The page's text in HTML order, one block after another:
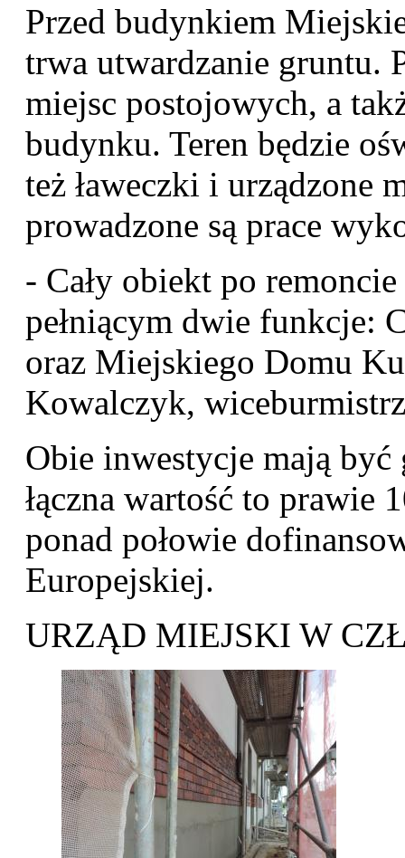
Przed budynkiem
trwa utwardzanie gruntu.
miejsc postojowych, a
budynku. Teren będzie
też ławeczki i urządzone
prowadzone są prace
- Cały obiekt po
pełniącym dwie funkcje:
oraz Miejskiego Domu
Kowalczyk,
Obie inwestycje mają
łączna wartość to prawie
ponad połowie
Europejskiej.
URZĄD MIEJSKI W